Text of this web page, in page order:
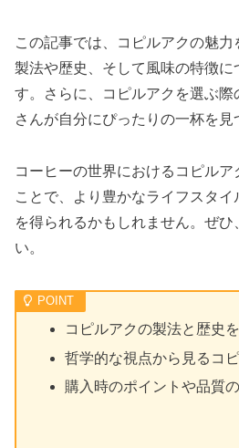
この記事では、コピルアクの魅
製法や歴史、そして風味の特徴に
す。さらに、コピルアクを選ぶ
さんが自分にぴったりの一杯を見
コーヒーの世界におけるコピル
ことで、より豊かなライフスタイ
を得られるかもしれません。ぜひ
い。
コピルアクの製法と歴史
哲学的な視点から見るコ
購入時のポイントや品質